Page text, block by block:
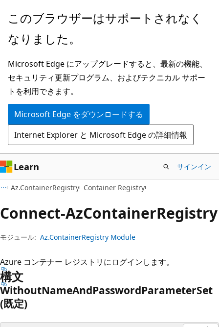
メ
ン
ン
テ
ン
ツ
に
ス
キ
ッ
プ
ペ
ジ
ナ
ビ
ゲ
ー
シ
ョ
ン
に
ス
キ
ッ
プ
このブラウザーはサポートされなく
なりました。
Microsoft Edge にアップグレードすると、最新の機能、
セキュリティ更新プログラム、およびテクニカル サポー
トを利用できます。
Microsoft Edge をダウンロードする
Internet Explorer と Microsoft Edge の詳細情報
Learn サインイン
Az.ContainerRegistry Container Registry
Connect-AzContainerRegistry
モジュール: Az.ContainerRegistry Module
Azure コンテナー レジストリにログインします。
構文
WithoutNameAndPasswordParameterSet
(既定)